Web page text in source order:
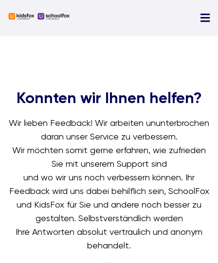
Konnten wir Ihnen helfen?
Wir lieben Feedback! Wir arbeiten ununterbrochen
daran unser Service zu verbessern.
Wir möchten somit gerne erfahren, wie zufrieden
Sie mit unserem Support sind
und wo wir uns noch verbessern können. Ihr
Feedback wird uns dabei behilflich sein, SchoolFox
und KidsFox für Sie und andere noch besser zu
gestalten. Selbstverständlich werden
Ihre Antworten absolut vertraulich und anonym
behandelt.